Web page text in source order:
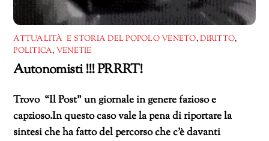
ATTUALITÀ E STORIA DEL POPOLO VENETO,DIRITTO,
POLITICA, VENETIE
Autonomisti !!! PRRRT!
Trovo “Il Post” un giornale in genere fazioso e
capzioso.In questo caso vale la pena di riportare la
sintesi che ha fatto del percorso che c’è davanti